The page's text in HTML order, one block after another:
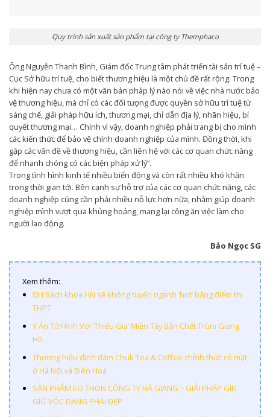
Quy trình sản xuất sản phẩm tại công ty Themphaco
Ông Nguyễn Thanh Bình, Giám đốc Trung tâm phát triển tài sản trí tuệ –
Cục Sở hữu trí tuệ, cho biết thương hiệu là một chủ đề rất rộng. Trong
khi hiện nay chưa có một văn bản pháp lý nào nói về việc nhà nước bảo
vệ thương hiệu, mà chỉ có các đối tượng được quyền sở hữu trí tuệ từ
sáng chế, giải pháp hữu ích, thương mại, chỉ dẫn địa lý, nhãn hiệu, bí
quyết thương mại… Chính vì vậy, doanh nghiệp phải trang bị cho mình
các kiến thức để bảo vệ chính doanh nghiệp của mình. Đồng thời, khi
gặp các vấn đề về thương hiệu, cần liên hệ với các cơ quan chức năng
để nhanh chóng có các biện pháp xử lý”.
Trong tình hình kinh tế nhiều biến động và còn rất nhiều khó khăn
trong thời gian tới. Bên cạnh sự hỗ trợ của các cơ quan chức năng, các
doanh nghiệp cũng cần phải nhiều nỗ lực hơn nữa, nhằm giúp doanh
nghiệp mình vượt qua khủng hoảng, mang lại công ăn việc làm cho
người lao động.
Bảo Ngọc SG
Xem thêm:
ĐH Bách khoa HN sẽ không tuyển ngành ‘hot’ bằng điểm thi
THPT
Y Án Tử Hình Với ‘Thiếu Gia’ Miền Tây Bắn Chết Trùm Giang
Hồ
Thương hiệu đình đám Chuk Tea & Coffee chính thức có mặt
ở Hà Nội và Biên Hoà
SẢN PHẨM EO THON CÔNG TY HÀ GIANG – GIẢI PHÁP GÌN
GIỮ VÓC DÁNG PHÁI ĐẸP